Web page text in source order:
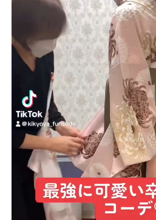
流行りのくすみ系・人気
続々、新作も
新作は、早い